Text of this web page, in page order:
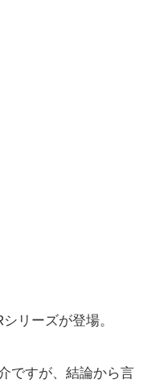
リーズが登場。
ですが、結論から言